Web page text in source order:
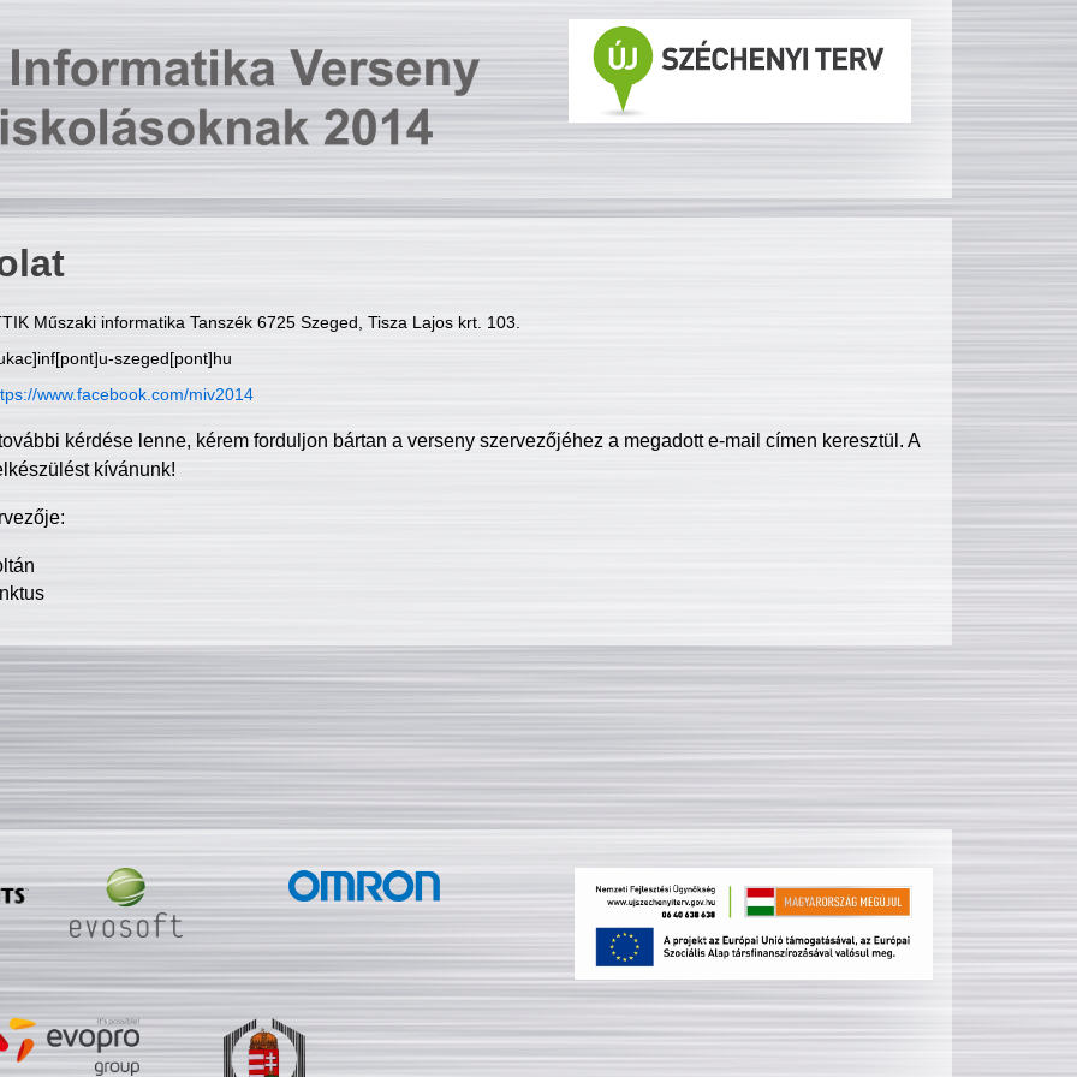
Műszaki informatika Tanszék 6725 Szeged, Tisza Lajos krt. 103.
szeged[pont]hu
www.facebook.com/miv2014
kérdése lenne, kérem forduljon bártan a verseny szervezőjéhez a megadott e-mail címen keresztül. A
kívánunk!